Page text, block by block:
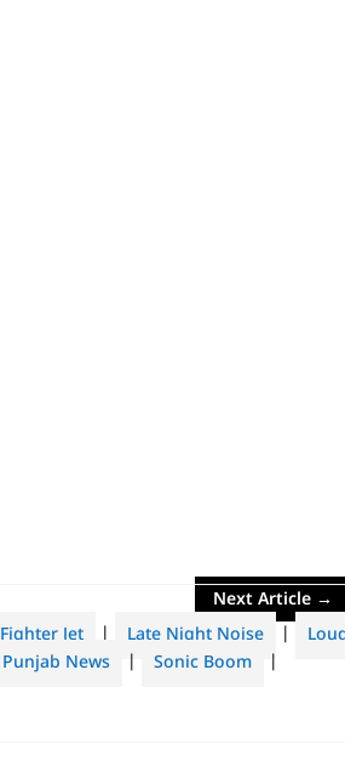
Next Article →
Fighter Jet | Late Night Noise
Punjab News Sonic Boom